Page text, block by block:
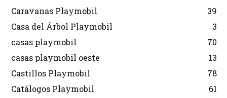
Caravanas Playmobil
39
Casa del Árbol Playmobil
3
casas playmobil
70
casas playmobil oeste
13
Castillos Playmobil
78
Catálogos Playmobil
61